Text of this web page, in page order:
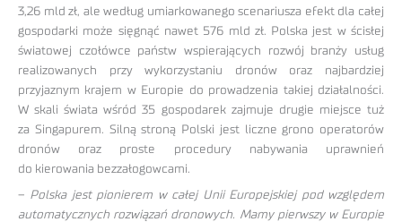
3,26 mld zł, ale według umiarkowanego scenariusza efekt dla całej
gospodarki może sięgnąć nawet 576 mld zł. Polska jest w ścisłej
światowej czołówce państw wspierających rozwój branży usług
realizowanych przy wykorzystaniu dronów oraz najbardziej
przyjaznym krajem w Europie do prowadzenia takiej działalności.
W skali świata wśród 35 gospodarek zajmuje drugie miejsce tuż
za Singapurem. Silną stroną Polski jest liczne grono operatorów
dronów oraz proste procedury nabywania uprawnień
do kierowania bezzałogowcami.
– Polska jest pionierem w całej Unii Europejskiej pod względem
automatycznych rozwiązań dronowych. Mamy pierwszy w Europie